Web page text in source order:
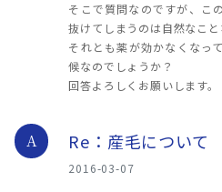
そこで質問なのですが、こ
抜けてしまうのは自然なこ
それとも薬が効かなくなっ
候なのでしょうか？
回答よろしくお願いします。
A Re：産毛について
2016-03-07